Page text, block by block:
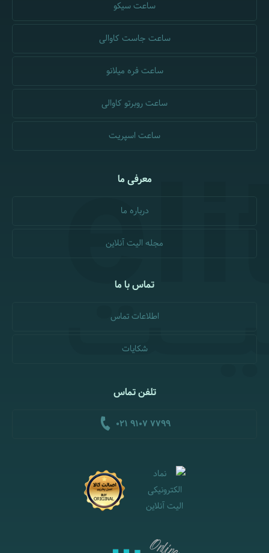
ساعت سیکو
ساعت جاست کاوالی
ساعت فره میلانو
ساعت روبرتو کاوالی
ساعت اسپریت
معرفی ما
درباره ما
مجله الیت آنلاین
تماس با ما
اطلاعات تماس
شکایات
تلفن تماس
021 9107 7799